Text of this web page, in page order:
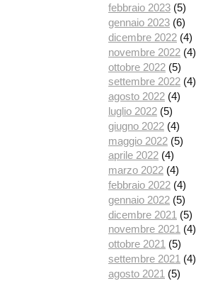
febbraio 2023 (5)
gennaio 2023 (6)
dicembre 2022 (4)
novembre 2022 (4)
ottobre 2022 (5)
settembre 2022 (4)
agosto 2022 (4)
luglio 2022 (5)
giugno 2022 (4)
maggio 2022 (5)
aprile 2022 (4)
marzo 2022 (4)
febbraio 2022 (4)
gennaio 2022 (5)
dicembre 2021 (5)
novembre 2021 (4)
ottobre 2021 (5)
settembre 2021 (4)
agosto 2021 (5)